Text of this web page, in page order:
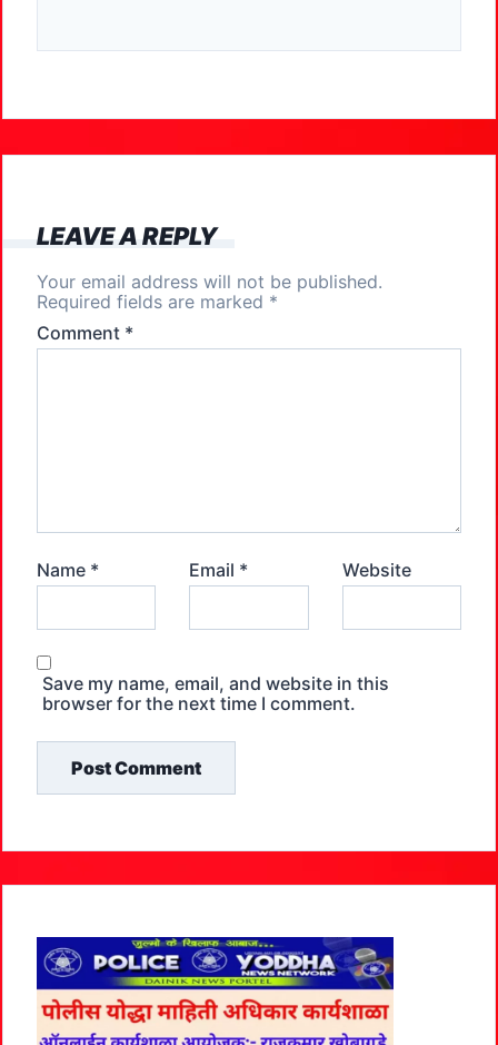
c
b
o
k
st
d
o
ai ar
LEAVE A REPLY
Your email address will not be published.
Required fields are marked *
Comment *
Name * Email * Website
Save my name, email, and website in this
browser for the next time I comment.